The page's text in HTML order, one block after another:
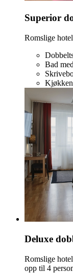
Superior
Romslige
Bad
Deluxe
Romslige
opp til 4